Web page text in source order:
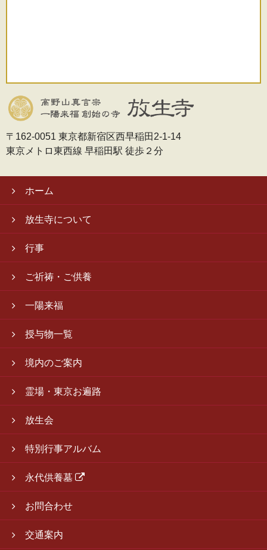
〒162-0051 東京都新宿区西早稲田2-1-14
東京メトロ東西線 早稲田駅 徒歩２分
ホーム
放生寺について
行事
ご祈祷・ご供養
一陽来福
授与物一覧
境内のご案内
霊場・東京お遍路
放生会
特別行事アルバム
永代供養墓
お問合わせ
交通案内